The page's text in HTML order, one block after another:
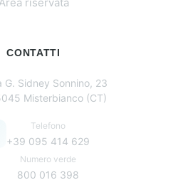
CONTATTI
G. Sidney Sonnino, 23
Misterbianco (CT)
Telefono
+39 095 414 629
Numero verde
800 016 398